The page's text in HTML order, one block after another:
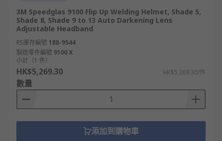
3M Speedglas 9100 Flip Up Welding Helmet, Shade 5,
Shade 8, Shade 9 to 13 Auto Darkening Lens
Adjustable Headband
RS庫存編號 188-9544
製造零件編號 9100 X
小計（1 件）
HK$5,269.30 HK$5,269.30/件
數量
添加到購物車